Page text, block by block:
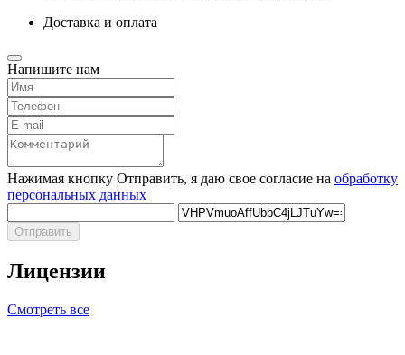
Доставка и оплата
Напишите нам
Нажимая кнопку Отправить, я даю свое согласие на обработку
персональных данных
Отправить
Лицензии
Смотреть все